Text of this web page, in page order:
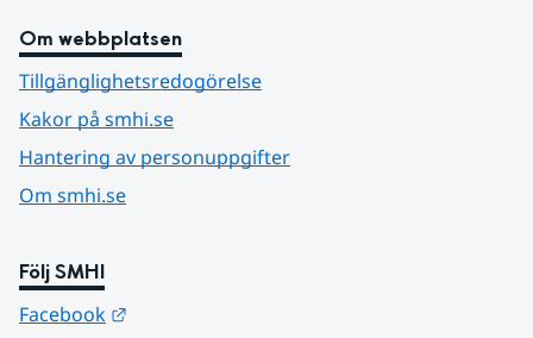
Om webbplatsen
Tillgänglighetsredogörelse
Kakor på smhi.se
Hantering av personuppgifter
Om smhi.se
Följ SMHI
Facebook